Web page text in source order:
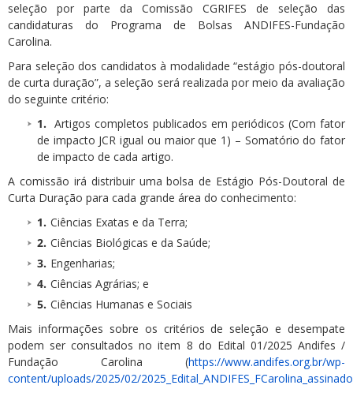
seleção por parte da Comissão CGRIFES de seleção das
candidaturas do Programa de Bolsas ANDIFES-Fundação
Carolina.
Para seleção dos candidatos à modalidade “estágio pós-doutoral
de curta duração”, a seleção será realizada por meio da avaliação
do seguinte critério:
Artigos completos publicados em periódicos (Com fator
de impacto JCR igual ou maior que 1) – Somatório do fator
de impacto de cada artigo.
A comissão irá distribuir uma bolsa de Estágio Pós-Doutoral de
Curta Duração para cada grande área do conhecimento:
Ciências Exatas e da Terra;
Ciências Biológicas e da Saúde;
Engenharias;
Ciências Agrárias; e
Ciências Humanas e Sociais
Mais informações sobre os critérios de seleção e desempate
podem ser consultados no item 8 do Edital 01/2025 Andifes /
Fundação Carolina (https://www.andifes.org.br/wp-
content/uploads/2025/02/